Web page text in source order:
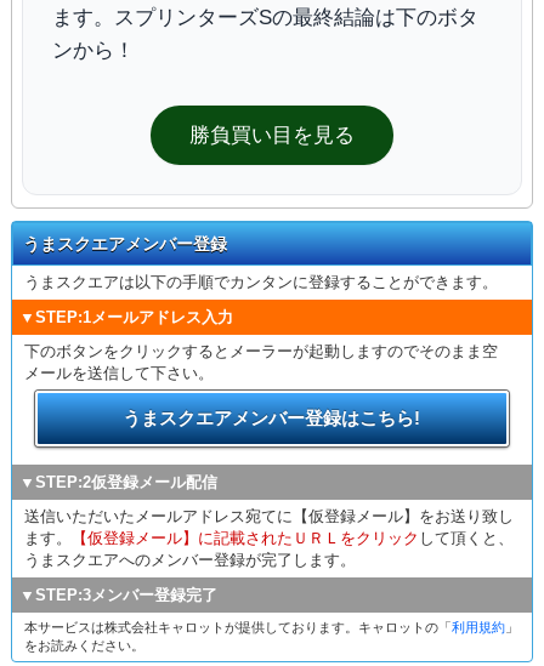
ます。スプリンターズSの最終結論は下のボタ
ンから！
勝負買い目を見る
うまスクエアメンバー登録
うまスクエアは以下の手順でカンタンに登録することができます。
▼STEP:1メールアドレス入力
下のボタンをクリックするとメーラーが起動しますのでそのまま空
メールを送信して下さい。
うまスクエアメンバー登録はこちら!
▼STEP:2仮登録メール配信
送信いただいたメールアドレス宛てに【仮登録メール】をお送り致し
ます。
【仮登録メール】に記載されたＵＲＬをクリック して頂くと、
うまスクエアへのメンバー登録が完了します。
▼STEP:3メンバー登録完了
本サービスは株式会社キャロットが提供しております。キャロットの「 利用規約」
をお読みください。